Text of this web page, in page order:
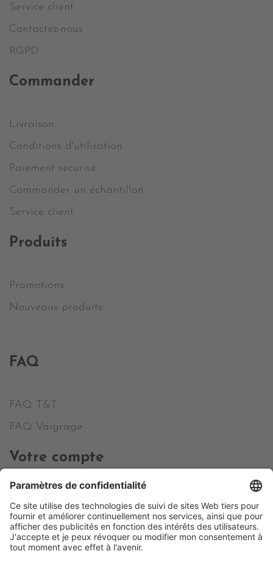
Service client
Contactez-nous
RGPD
Commander
Livraison
Conditions d'utilisation
Paiement sécurisé
Commander un échantillon
Service client
Produits
Promotions
Nouveaux produits
FAQ
FAQ T&T
FAQ Vaigrage
Votre compte
Informations personnelles
Commandes
Avoirs